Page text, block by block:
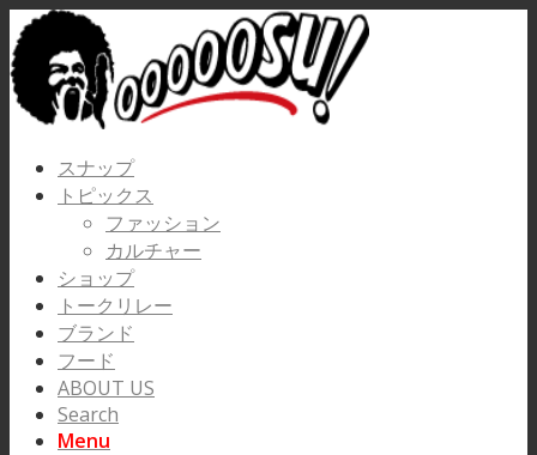
スナップ
トピックス
ファッション
カルチャー
ショップ
トークリレー
ブランド
フード
ABOUT US
Search
Menu